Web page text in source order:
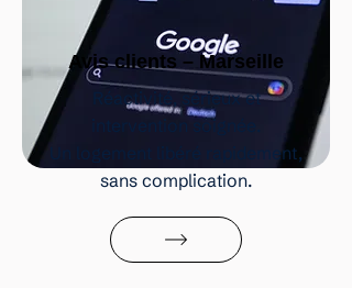
Avis clients – Marseille
Réactivité, sérieux et
intervention soignée.
Un logement libéré rapidement,
sans complication.